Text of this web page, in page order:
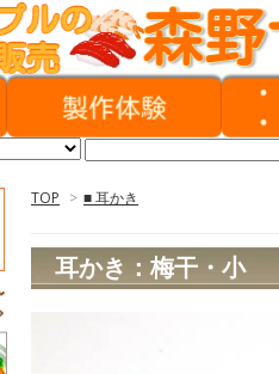
TOP > ■ 耳かき
耳かき：梅干・小